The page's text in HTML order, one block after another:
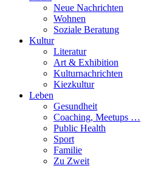
Neue Nachrichten
Wohnen
Soziale Beratung
Kultur
Literatur
Art & Exhibition
Kulturnachrichten
Kiezkultur
Leben
Gesundheit
Coaching, Meetups …
Public Health
Sport
Familie
Zu Zweit